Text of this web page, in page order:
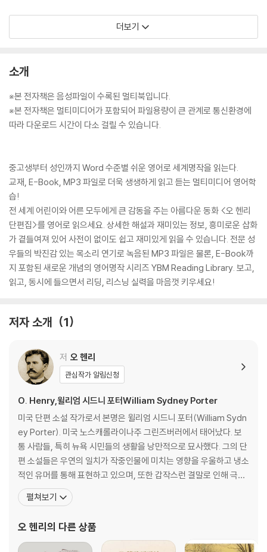
더보기
소개
※본 전자책은 음성파일이 수록된 멀티북입니다.
※본 전자책은 멀티미디어가 포함되어 파일용량이 큰 관계로 통신환경에
따라 다운로드 시간이 다소 걸릴 수 있습니다.
중고생부터 성인까지 Word 수준별 쉬운 영어로 세계명작을 읽는다.
교재, E-Book, MP3 파일로 더욱 생생하게 읽고 듣는 멀티미디어 영어학
습!
전 세계 어린이와 어른 모두에게 큰 감동을 주는 아름다운 동화 <오 헨리
단편집>를 영어로 읽으세요. 상세한 해설과 재미있는 정보, 흥미로운 삽화
가 곁들여져 있어 사전이 없이도 쉽고 재미있게 읽을 수 있습니다. 전문 성
우들의 박진감 있는 목소리 연기로 녹음된 MP3 파일은 물론, E-Book까
지 포함된 새로운 개념의 영어명작 시리즈 YBM Reading Library. 보고,
읽고, 동시에 들으면서 리딩, 리스닝 실력을 마음껏 키우세요!
저자 소개 1
저 오 헨리
관심작가 알림신청
O. Henry,윌리엄 시드니 포터William Sydney Porter
미국 단편 소설 작가로서 본명은 윌리엄 시드니 포터(William Sydn
ey Porter). 미국 노스캐롤라이나주 그린즈버러에서 태어났다. 보
통 사람들, 특히 뉴욕 시민들의 생활을 낭만적으로 묘사했다. 그의 단
편 소설들은 우연의 일치가 작중인물에 미치는 영향을 우울하고 냉소
적인 유머를 통해 표현하고 있으며, 또한 갑작스런 결말로 인해 극적
효과를 높이고 있다. 이러한 기법은 그의 등록상표가 되다시피했으나
그런 수법의 유행이 한물가자 평론가들은 바로 그런 수법 때문에 그
에서 교육을 받았고, 졸업 후에는 숙
펼쳐보기
오 헨리 의 다른 상품